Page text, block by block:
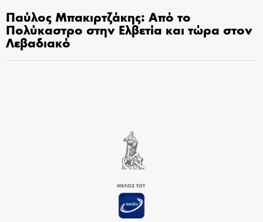
Παύλος Μπακιρτζάκης: Από το
Πολύκαστρο στην Ελβετία και τώρα στον
Λεβαδιακό